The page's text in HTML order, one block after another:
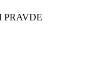
PRAVDE